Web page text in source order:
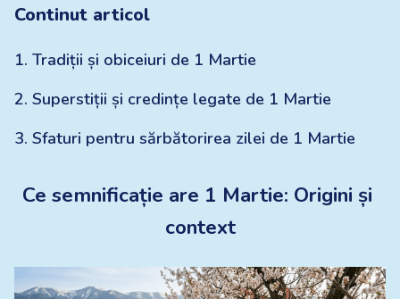
Continut articol
1. Tradiții și obiceiuri de 1 Martie
2. Superstiții și credințe legate de 1 Martie
3. Sfaturi pentru sărbătorirea zilei de 1 Martie
Ce semnificație are 1 Martie: Origini și
context